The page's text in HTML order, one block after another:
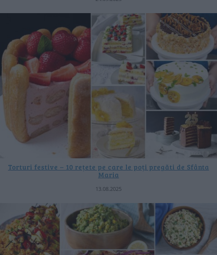
Torturi festive – 10 rețete pe care le poți pregăti de Sfânta
Maria
13.08.2025